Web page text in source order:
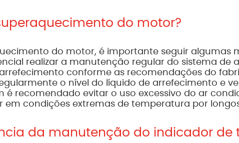
do motor?
do motor, é importante seguir algumas
realizar a manutenção regular do sistema de
conforme as recomendações do
o nível do líquido de arrefecimento e
é recomendado evitar o uso excessivo do ar
em condições extremas de temperatura por
da manutenção do indicador de